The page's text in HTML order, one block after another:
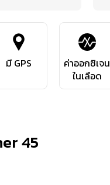
มี GPS
ค่าออกซิเจน
ในเลือด
45